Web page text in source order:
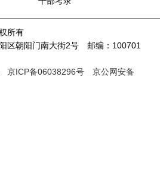
所有
区朝阳门南大街2号 邮编：100701
京ICP备06038296号
京公网安备